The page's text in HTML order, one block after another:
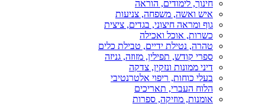
חינוך, לימודים, הוראה
איש ואשה, משפחה, צניעות
גוף ומראה חיצוני, בגדים, ציצית
כשרות, אוכל ואכילה
טהרה, נטילת ידיים, טבילת כלים
ספרי קודש, תפילין, מזוזה, גניזה
דיני ממונות ונזקין, צדקה
בעלי כוחות, ריפוי אלטרנטיבי
הלוח העברי, תאריכים
אומנות, מוזיקה, ספרות